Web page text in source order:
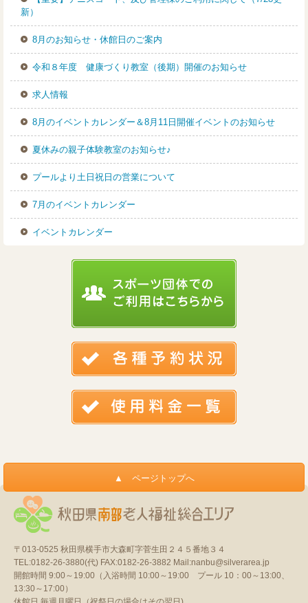
新）
8月のお知らせ・休館日のご案内
令和８年度 健康づくり教室（後期）開催のお知らせ
求人情報
8月のイベントカレンダー＆8月11日開催イベントのお知らせ
夏休みの親子体験教室のお知らせ♪
プールより土日祝日の営業について
7月のイベントカレンダー
イベントカレンダー
〒013-0525 秋田県横手市大森町字菅生田２４５番地３４
TEL:0182-26-3880(代) FAX:0182-26-3882 Mail:nanbu@silverarea.jp
開館時間 9:00～19:00（入浴時間 10:00～19:00 プール 10：00～13:00、
13:30～17:00）